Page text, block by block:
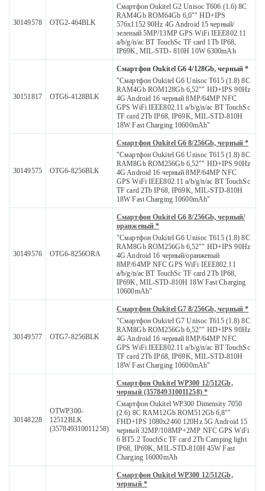
30149578 OTG2-464BLK
Смартфон Oukitel G2 Unisoc T606 (1.6) 8С
RAM4Gb ROM64Gb 6,0"" HD+IPS
576x1152 90Hz 4G Android 15 черный/
зеленый 5MP/13MP GPS WiFi IEEE802.11
a/b/g/n/ac BT TouchSc TF card 1Tb IP68,
IP69K, MIL-STD- 810H 10W 6300mAh
30151817 OTG6-4128BLK
Смартфон Oukitel G6 4/128Gb, черный *
"Смартфон Oukitel G6 Unisoc T615 (1.8) 8С
RAM4Gb ROM128Gb 6,52"" HD+IPS 90Hz
4G Android 16 черный 8MP/64MP NFC
GPS WiFi IEEE802.11 a/b/g/n/ac BT TouchSc
TF card 2Tb IP68, IP69K, MIL-STD-810H
18W Fast Charging 10600mAh"
30149575 OTG6-8256BLK
Смартфон Oukitel G6 8/256Gb, черный *
"Смартфон Oukitel G6 Unisoc T615 (1.8) 8С
RAM8Gb ROM256Gb 6,52"" HD+IPS 90Hz
4G Android 16 черный 8MP/64MP NFC
GPS WiFi IEEE802.11 a/b/g/n/ac BT TouchSc
TF card 2Tb IP68, IP69K, MIL-STD-810H
18W Fast Charging 10600mAh"
30149576 OTG6-8256ORA
Смартфон Oukitel G6 8/256Gb, черный/
оранжевый *
"Смартфон Oukitel G6 Unisoc T615 (1.8) 8С
RAM8Gb ROM256Gb 6,52"" HD+IPS 90Hz
4G Android 16 черный/оранжевый
8MP/64MP NFC GPS WiFi IEEE802.11
a/b/g/n/ac BT TouchSc TF card 2Tb IP68,
IP69K, MIL-STD-810H 18W Fast Charging
10600mAh"
30149577 OTG7-8256BLK
Смартфон Oukitel G7 8/256Gb, черный *
"Смартфон Oukitel G7 Unisoc T615 (1.8) 8С
RAM8Gb ROM256Gb 6,52"" HD+IPS 90Hz
4G Android 16 черный 8MP/64MP NFC
GPS WiFi IEEE802.11 a/b/g/n/ac BT TouchSc
TF card 2Tb IP68, IP69K, MIL-STD-810H
18W Fast Charging 10600mAh"
30148228
OTWP300-
12512BLK
(357849310011258)
Смартфон Oukitel WP300 12/512Gb,
черный (357849310011258) *
Смартфон Oukitel WP300 Dimensity 7050
(2.6) 8С RAM12Gb ROM512Gb 6,8""
FHD+IPS 1080x2460 120Hz 5G Android 15
черный 32MP/108MP+2MP NFC GPS WiFi
6 BT5.2 TouchSc TF card 2Tb Camping light
IP68, IP69K, MIL-STD-810H 45W Fast
Charging 16000mAh
Смартфон Oukitel WP300 12/512Gb,
черный *